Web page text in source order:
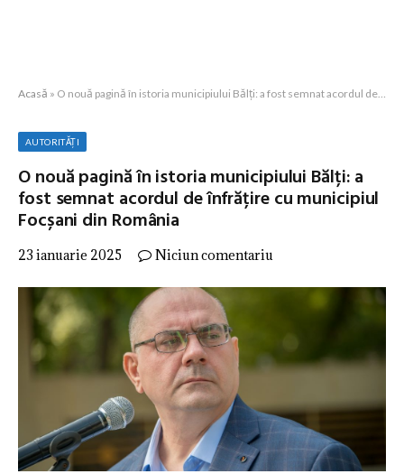
Acasă » O nouă pagină în istoria municipiului Bălți: a fost semnat acordul de înfrățire cu municipiul Focșani din România
AUTORITĂȚI
O nouă pagină în istoria municipiului Bălți: a
fost semnat acordul de înfrățire cu municipiul
Focșani din România
23 ianuarie 2025 Niciun comentariu